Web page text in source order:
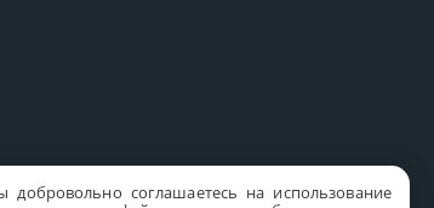
соглашаетесь на использование